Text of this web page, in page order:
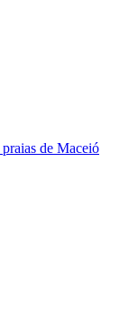
de Maceió